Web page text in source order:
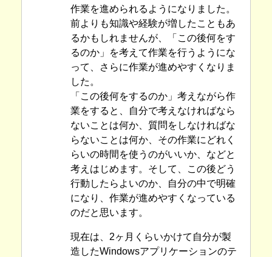
作業を進められるようになりました。
前よりも知識や経験が増したこともあ
るかもしれませんが、「この後何をす
るのか」を考えて作業を行うようにな
って、さらに作業が進めやすくなりま
した。
「この後何をするのか」考えながら作
業をすると、自分で考えなければなら
ないことは何か、質問をしなければな
らないことは何か、その作業にどれく
らいの時間を使うのがいいか、などと
考えはじめます。そして、この後どう
行動したらよいのか、自分の中で明確
になり、作業が進めやすくなっている
のだと思います。
現在は、2ヶ月くらいかけて自分が製
造したWindowsアプリケーションのテ